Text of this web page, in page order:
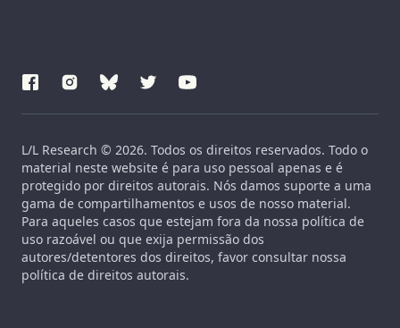
L/L Research © 2026. Todos os direitos reservados. Todo o
material neste website é para uso pessoal apenas e é
protegido por direitos autorais. Nós damos suporte a uma
gama de compartilhamentos e usos de nosso material.
Para aqueles casos que estejam fora da nossa política de
uso razoável ou que exija permissão dos
autores/detentores dos direitos, favor consultar nossa
política de direitos autorais.